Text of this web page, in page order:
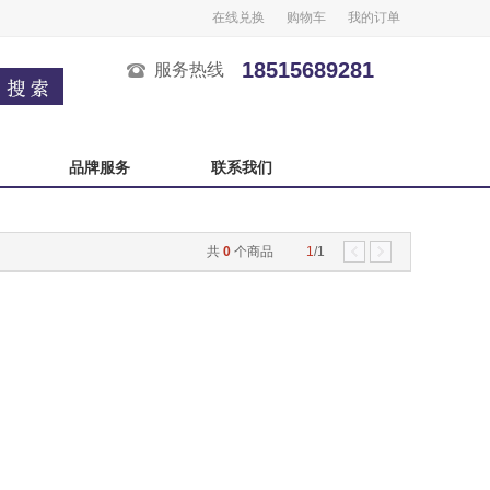
在线兑换 购物车 我的订单
服务热线 18515689281
品牌服务 联系我们
五芳斋 1/1
共 0 个商品